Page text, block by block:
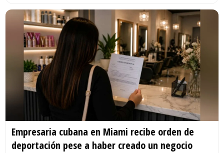
Empresaria cubana en Miami recibe orden de
deportación pese a haber creado un negocio